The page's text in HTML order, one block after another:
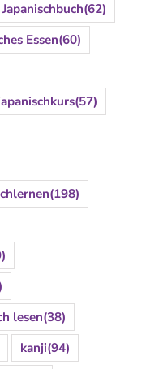
Japanischbuch(62)
Essen(60)
(57)
(198)
lesen(38)
kanji(94)